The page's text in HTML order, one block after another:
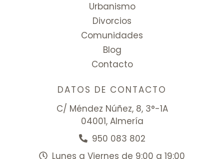
Urbanismo
Divorcios
Comunidades
Blog
Contacto
DATOS DE CONTACTO
C/ Méndez Núñez, 8, 3°-1A
04001, Almería
950 083 802
Lunes a Viernes de 9:00 a 19:00